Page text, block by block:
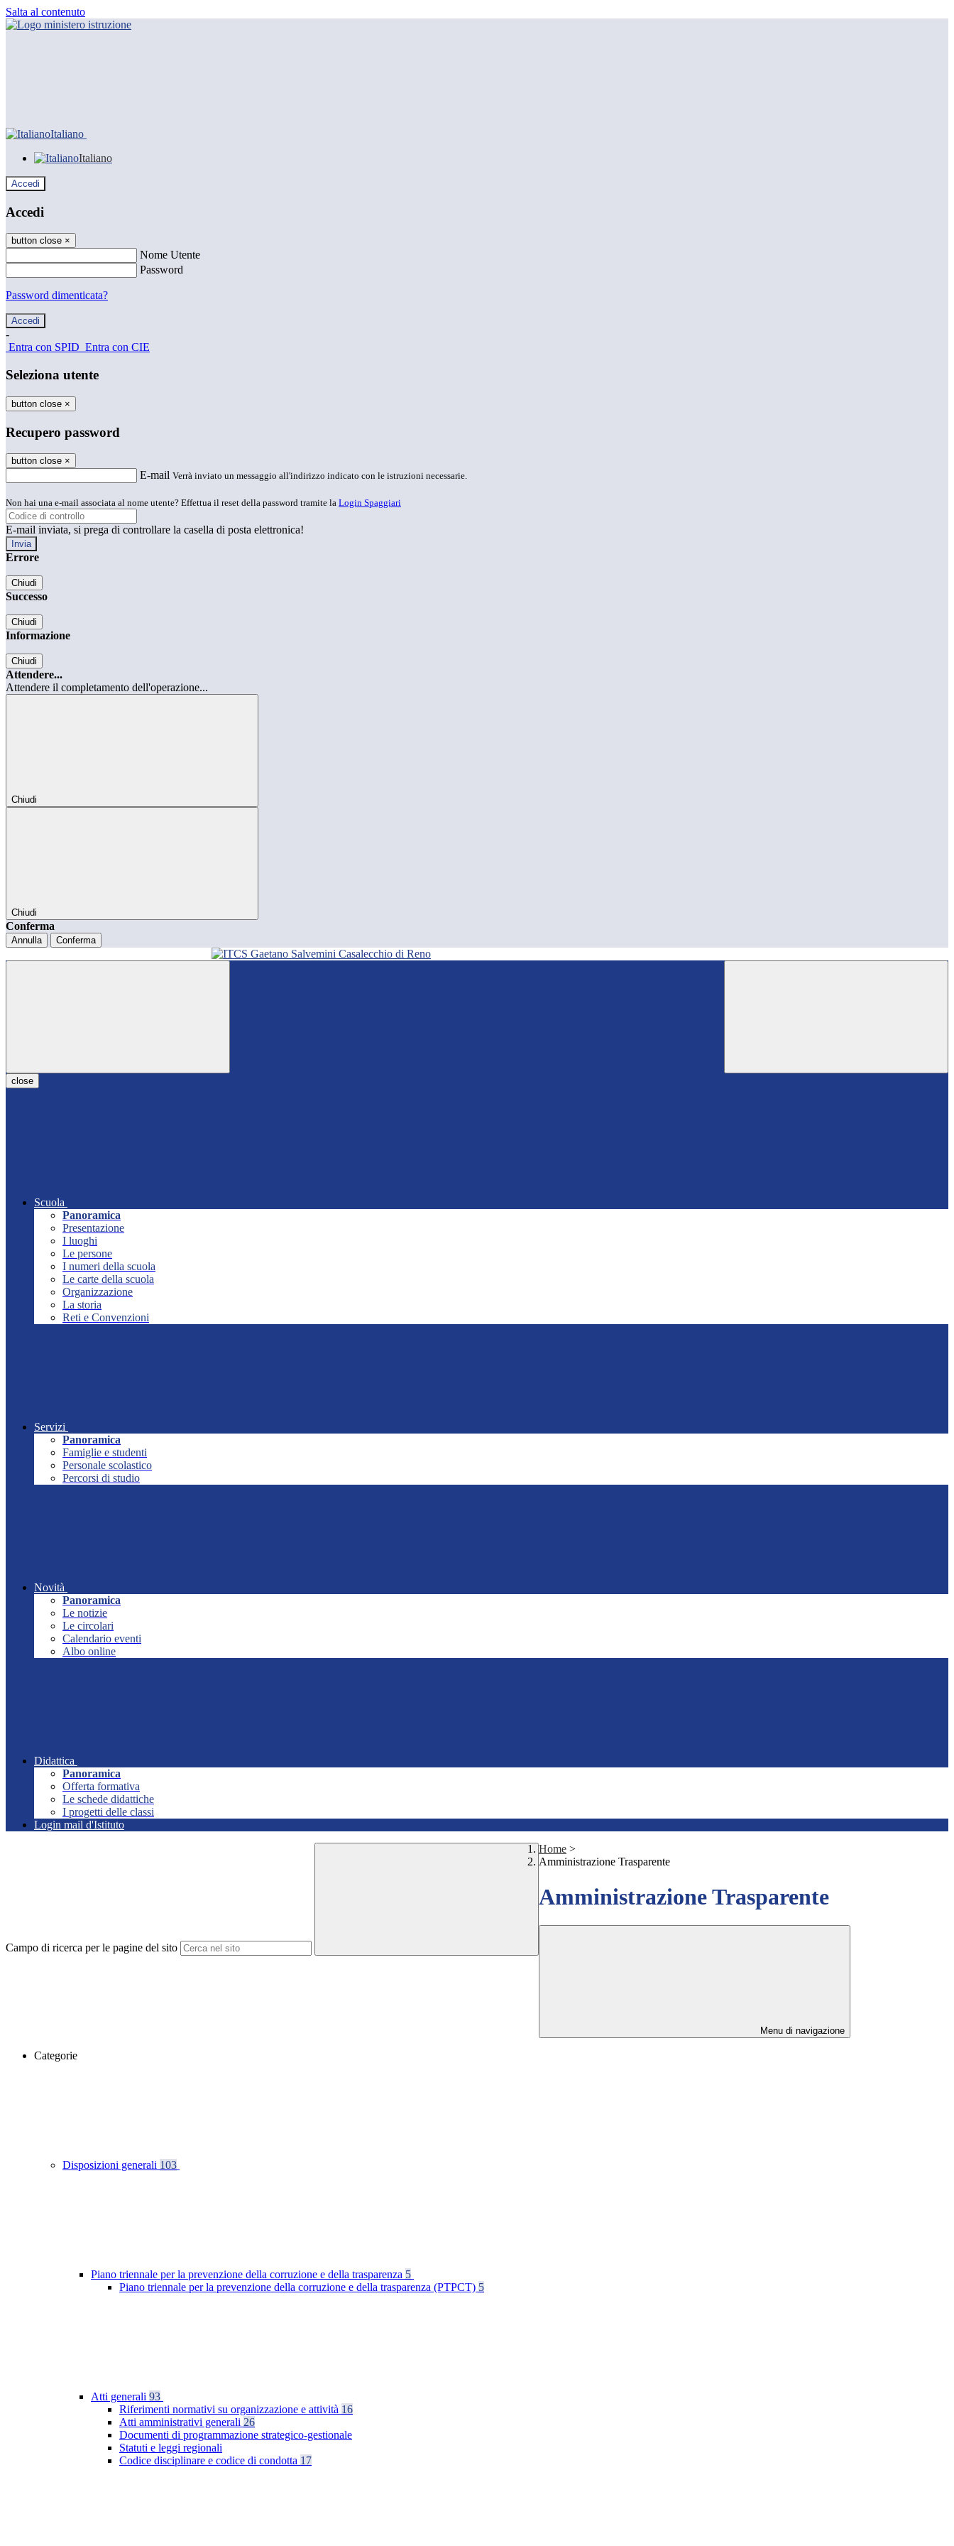
Salta al contenuto
Italiano
Italiano
Accedi
Accedi
button close ×
Nome Utente
Password
Password dimenticata?
-
Entra con SPID Entra con CIE
Seleziona utente
button close ×
Recupero password
button close ×
E-mail Verrà inviato un messaggio all'indirizzo indicato con le istruzioni necessarie.
Non hai una e-mail associata al nome utente? Effettua il reset della password tramite la Login Spaggiari
E-mail inviata, si prega di controllare la casella di posta elettronica!
Errore
Chiudi
Successo
Chiudi
Informazione
Chiudi
Attendere...
Attendere il completamento dell'operazione...
Chiudi
Chiudi
Conferma
Annulla Conferma
close
Scuola
Panoramica
Presentazione
I luoghi
Le persone
I numeri della scuola
Le carte della scuola
Organizzazione
La storia
Reti e Convenzioni
Servizi
Panoramica
Famiglie e studenti
Personale scolastico
Percorsi di studio
Novità
Panoramica
Le notizie
Le circolari
Calendario eventi
Albo online
Didattica
Panoramica
Offerta formativa
Le schede didattiche
I progetti delle classi
Login mail d'Istituto
Campo di ricerca per le pagine del sito
Home >
Amministrazione Trasparente
Amministrazione Trasparente
Menu di navigazione
Categorie
Disposizioni generali 103
Piano triennale per la prevenzione della corruzione e della trasparenza 5
Piano triennale per la prevenzione della corruzione e della trasparenza (PTPCT) 5
Atti generali 93
Riferimenti normativi su organizzazione e attività 16
Atti amministrativi generali 26
Documenti di programmazione strategico-gestionale
Statuti e leggi regionali
Codice disciplinare e codice di condotta 17